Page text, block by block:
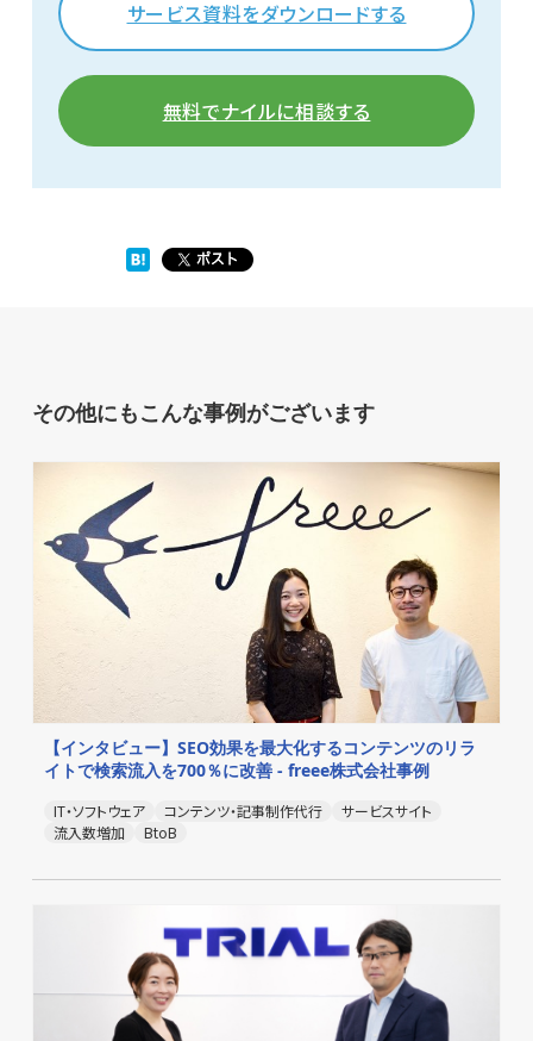
サービス資料をダウンロードする
無料でナイルに相談する
その他にもこんな事例がございます
【インタビュー】SEO効果を最大化するコンテンツのリラ
イトで検索流入を700％に改善 - freee株式会社事例
IT・ソフトウェア コンテンツ・記事制作代行
サービスサイト
流入数増加
BtoB